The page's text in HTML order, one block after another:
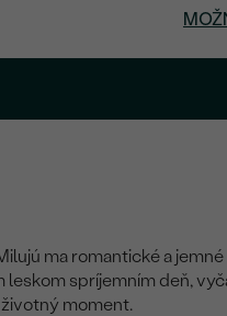
ma romantické a
spríjemním deň,
moment.